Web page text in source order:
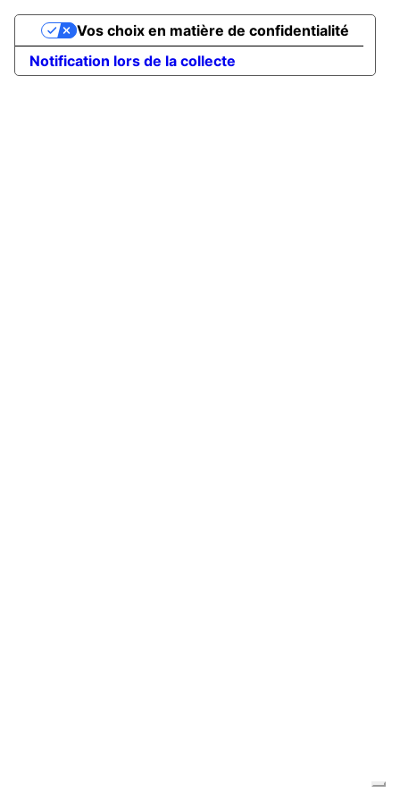
Notification lors de la collecte
Vos choix en matière de confidentialité